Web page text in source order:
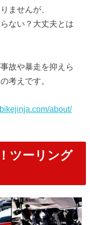
ませんが、
ない？大丈夫とは
故や暴走を抑えら
考えです。
about/
ツーリング